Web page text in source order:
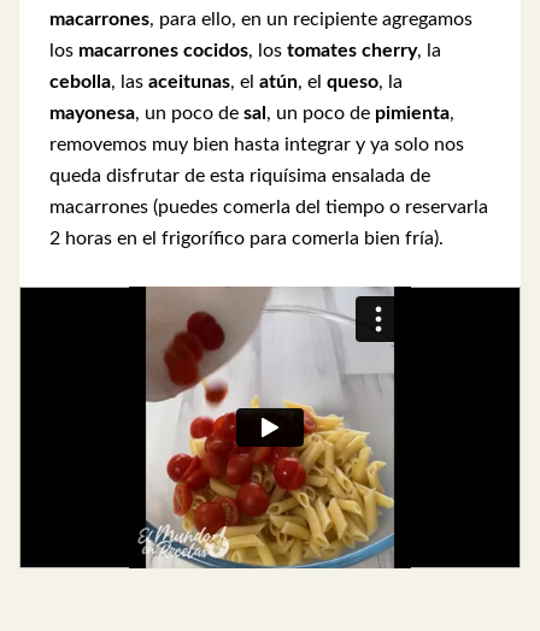
macarrones, para ello, en un recipiente agregamos
los macarrones cocidos, los tomates cherry, la
cebolla, las aceitunas, el atún, el queso, la
mayonesa, un poco de sal , un poco de pimienta,
removemos muy bien hasta integrar y ya solo nos
queda disfrutar de esta riquísima ensalada de
macarrones (puedes comerla del tiempo o reservarla
2 horas en el frigorífico para comerla bien fría).